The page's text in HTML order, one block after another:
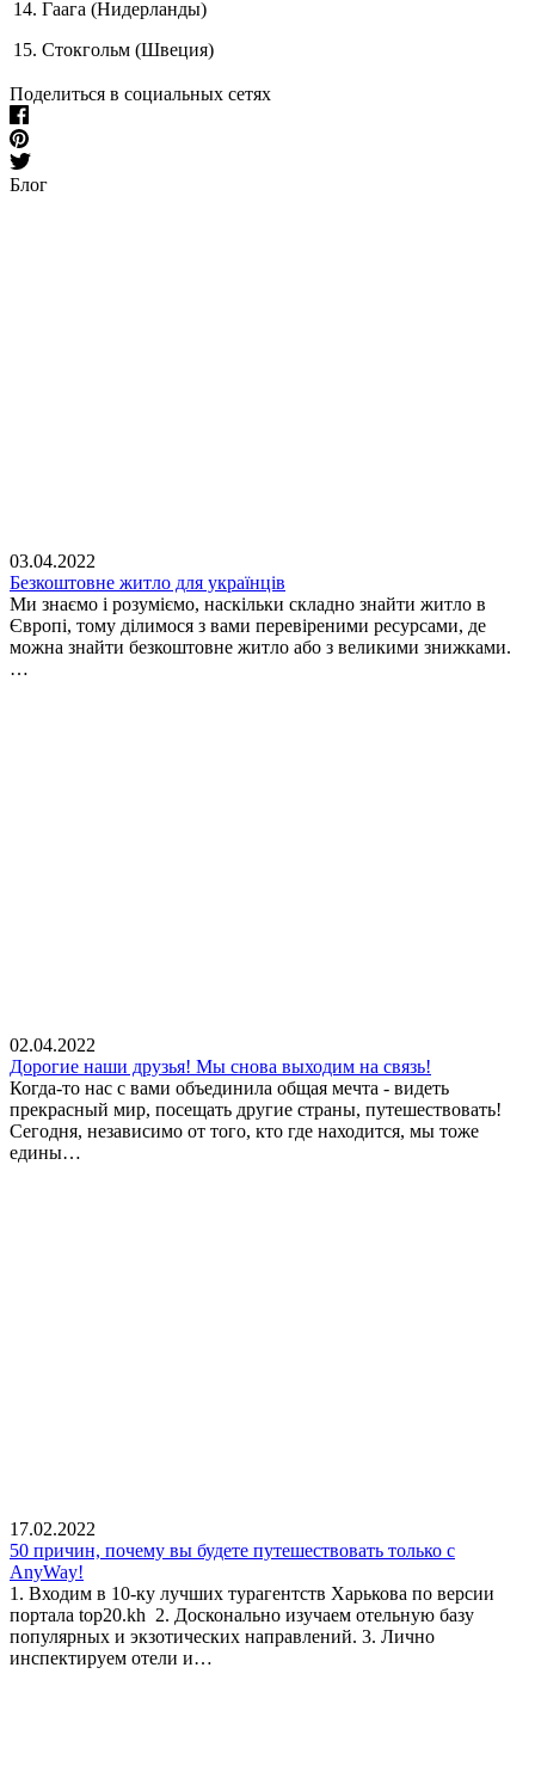
14. Гаага (Нидерланды)
15. Стокгольм (Швеция)
Поделиться в социальных сетях
Блог
03.04.2022
Безкоштовне житло для українців
Ми знаємо і розуміємо, наскільки складно знайти житло в
Європі, тому ділимося з вами перевіреними ресурсами, де
можна знайти безкоштовне житло або з великими знижками.
…
02.04.2022
Дорогие наши друзья! Мы снова выходим на связь!
Когда-то нас с вами объединила общая мечта - видеть
прекрасный мир, посещать другие страны, путешествовать!
Сегодня, независимо от того, кто где находится, мы тоже
едины…
17.02.2022
50 причин, почему вы будете путешествовать только с
AnyWay!
1. Входим в 10-ку лучших турагентств Харькова по версии
портала top20.kh 2. Досконально изучаем отельную базу
популярных и экзотических направлений. 3. Лично
инспектируем отели и…